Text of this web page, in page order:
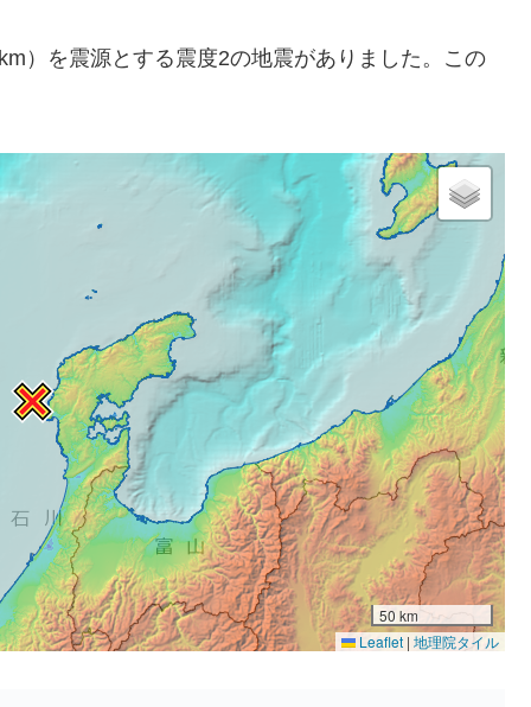
）を震源とする震度2の地震がありました。この
50 km
Leaflet | 地理院タイル